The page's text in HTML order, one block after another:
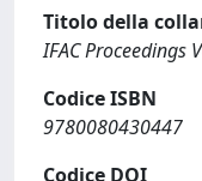
Titolo della
IFAC Proceedings
Codice ISBN
9780080430447
Codice DOI